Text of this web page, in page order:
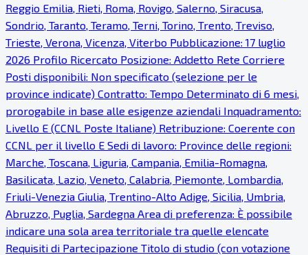
Reggio Emilia, Rieti, Roma, Rovigo, Salerno, Siracusa,
Sondrio, Taranto, Teramo, Terni, Torino, Trento, Treviso,
Trieste, Verona, Vicenza, Viterbo Pubblicazione: 17 luglio
2026 Profilo Ricercato Posizione: Addetto Rete Corriere
Posti disponibili: Non specificato (selezione per le
province indicate) Contratto: Tempo Determinato di 6 mesi,
prorogabile in base alle esigenze aziendali Inquadramento:
Livello E (CCNL Poste Italiane) Retribuzione: Coerente con
CCNL per il livello E Sedi di lavoro: Province delle regioni:
Marche, Toscana, Liguria, Campania, Emilia-Romagna,
Basilicata, Lazio, Veneto, Calabria, Piemonte, Lombardia,
Friuli-Venezia Giulia, Trentino-Alto Adige, Sicilia, Umbria,
Abruzzo, Puglia, Sardegna Area di preferenza: È possibile
indicare una sola area territoriale tra quelle elencate
Requisiti di Partecipazione Titolo di studio (con votazione